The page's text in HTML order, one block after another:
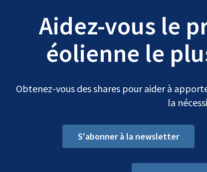
Aidez-vous le
éolienne le
Obtenez-vous des shares pour aider à
la
S'abonner à la newsletter